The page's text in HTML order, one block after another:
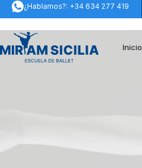
¿Hablamos?: +34 634 277 419
Inicio